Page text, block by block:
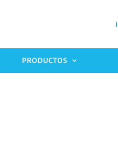
PRODUCTOS